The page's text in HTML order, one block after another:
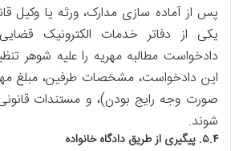
پس از آماده سازی مدارک، ورثه یا وکیل
یکی از دفاتر خدمات الکترونیک
دادخواست مطالبه مهریه را علیه شوهر
این دادخواست، مشخصات طرفین، مبلغ
صورت وجه رایج بودن)، و مستندات
شوند.
۵.۴. پیگیری از طریق دادگاه خانواده